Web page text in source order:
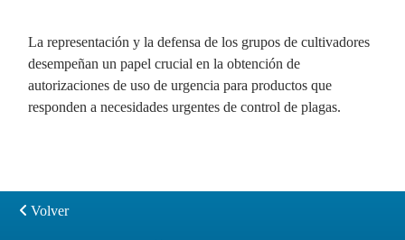
La representación y la defensa de los grupos de cultivadores
desempeñan un papel crucial en la obtención de
autorizaciones de uso de urgencia para productos que
responden a necesidades urgentes de control de plagas.
Volver